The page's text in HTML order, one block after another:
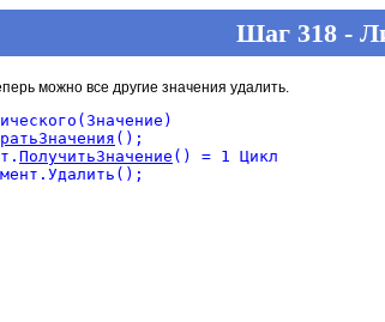
Шаг 318 -
можно все другие значения удалить.
();
ПолучитьЗначение () = 1 Цикл